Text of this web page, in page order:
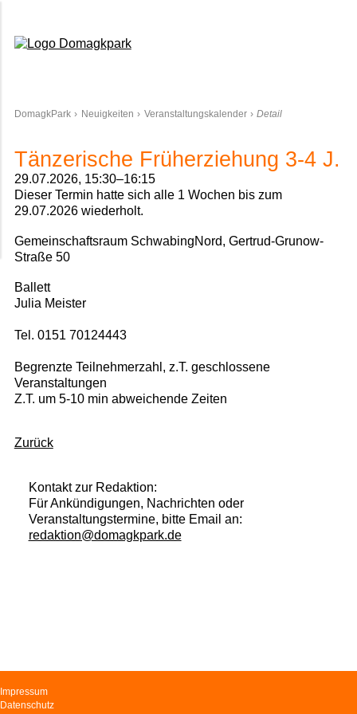
DomagkPark Neuigkeiten Veranstaltungskalender Detail
Tänzerische Früherziehung 3-4 J.
29.07.2026, 15:30–16:15
Dieser Termin hatte sich alle 1 Wochen bis zum
29.07.2026 wiederholt.
Gemeinschaftsraum SchwabingNord, Gertrud-Grunow-
Straße 50
Ballett
Julia Meister
Tel. 0151 70124443
Begrenzte Teilnehmerzahl, z.T. geschlossene
Veranstaltungen
Z.T. um 5-10 min abweichende Zeiten
Zurück
Kontakt zur Redaktion:
Für Ankündigungen, Nachrichten oder
Veranstaltungstermine, bitte Email an:
redaktion@domagkpark.de
Navigation
überspringen
Impressum
Datenschutz